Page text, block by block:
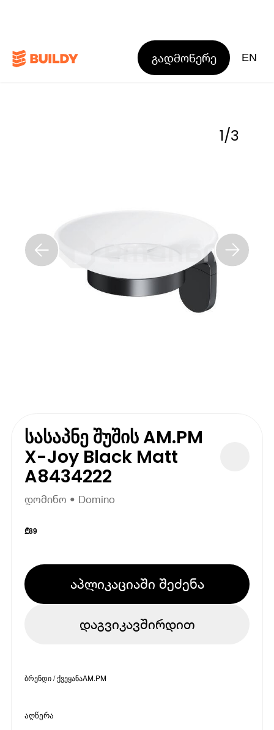
გადმოწერე EN
1/3
სასაპნე შუშის AM.PM
X-Joy Black Matt
A8434222
დომინო • Domino
₾89
აპლიკაციაში შეძენა
დაგვიკავშირდით
ბრენდი / ქვეყანაAM.PM
აღწერა